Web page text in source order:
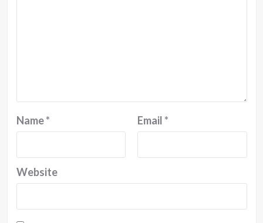
Name* Email*
Website